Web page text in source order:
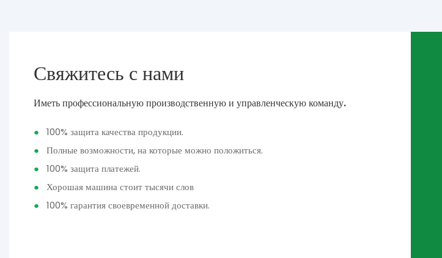
Свяжитесь с нами
Иметь профессиональную производственную и управленческую команду.
●
100% защита качества продукции.
●
Полные возможности, на которые можно положиться.
●
100% защита платежей.
●
Хорошая машина стоит тысячи слов
●
100% гарантия своевременной доставки.